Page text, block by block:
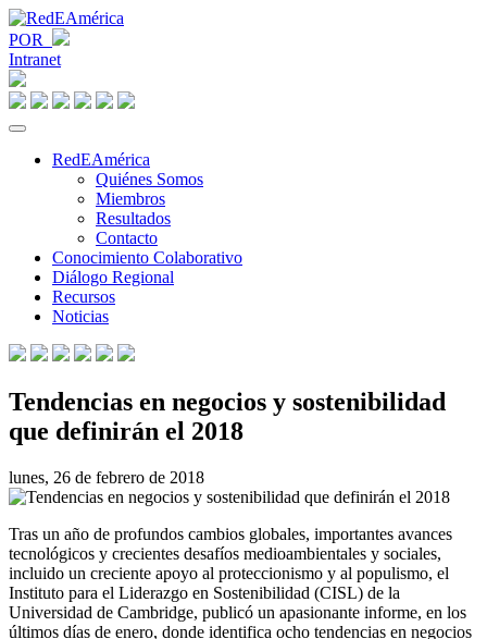
POR
Intranet
RedEAmérica
Quiénes Somos
Miembros
Resultados
Contacto
Conocimiento Colaborativo
Diálogo Regional
Recursos
Noticias
Tendencias en negocios y sostenibilidad
que definirán el 2018
lunes, 26 de febrero de 2018
Tras un año de profundos cambios globales, importantes avances
tecnológicos y crecientes desafíos medioambientales y sociales,
incluido un creciente apoyo al proteccionismo y al populismo, el
Instituto para el Liderazgo en Sostenibilidad (CISL) de la
Universidad de Cambridge, publicó un apasionante informe, en los
últimos días de enero, donde identifica ocho tendencias en negocios